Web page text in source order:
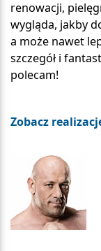
renowacji,
wygląda, jakby
a może nawet
szczegół i
polecam!
Zobacz